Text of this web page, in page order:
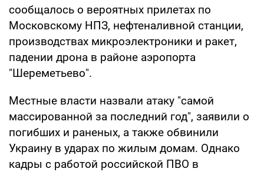
сообщалось о вероятных прилетах по
Московскому НПЗ, нефтеналивной станции,
производствах микроэлектроники и ракет,
падении дрона в районе аэропорта
"Шереметьево".
Местные власти назвали атаку "самой
массированной за последний год", заявили о
погибших и раненых, а также обвинили
Украину в ударах по жилым домам. Однако
кадры с работой российской ПВО в